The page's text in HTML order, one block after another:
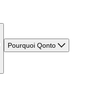
Pourquoi Qonto